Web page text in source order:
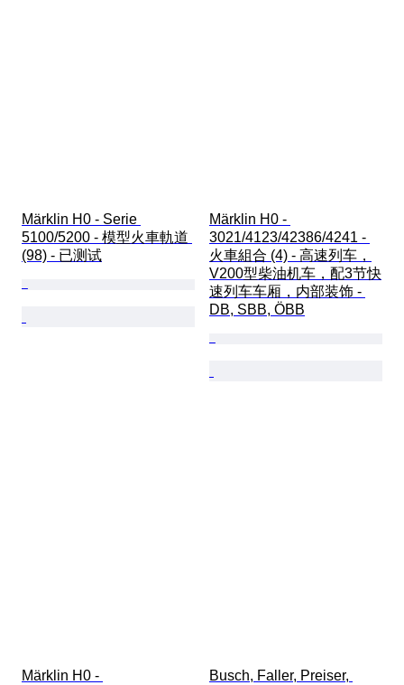
Märklin H0 - Serie
5100/5200 - 模型火車軌道
(98) - 已测试
Märklin H0 -
3021/4123/42386/4241 -
火車組合 (4) - 高速列车，
V200型柴油机车，配3节快
速列车车厢，内部装饰 -
DB, SBB, ÖBB
Märklin H0 -
Busch, Faller, Preiser,